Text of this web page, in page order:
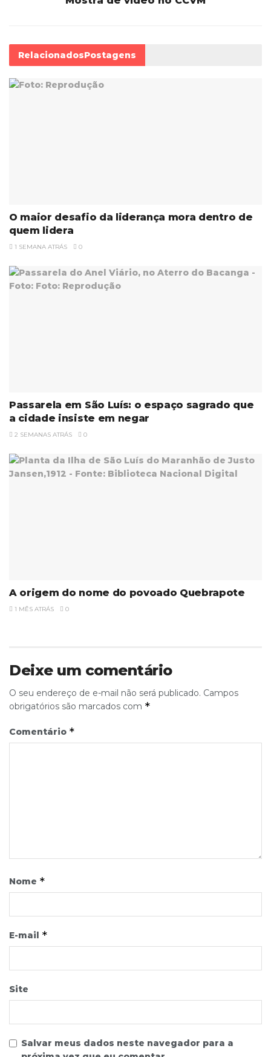
RelacionadosPostagens
O maior desafio da liderança mora dentro de
quem lidera
1 SEMANA ATRÁS 0
Passarela em São Luís: o espaço sagrado que
a cidade insiste em negar
2 SEMANAS ATRÁS 0
A origem do nome do povoado Quebrapote
1 MÊS ATRÁS 0
Deixe um comentário
O seu endereço de e-mail não será publicado. Campos
obrigatórios são marcados com *
Comentário *
Nome *
E-mail *
Site
Salvar meus dados neste navegador para a